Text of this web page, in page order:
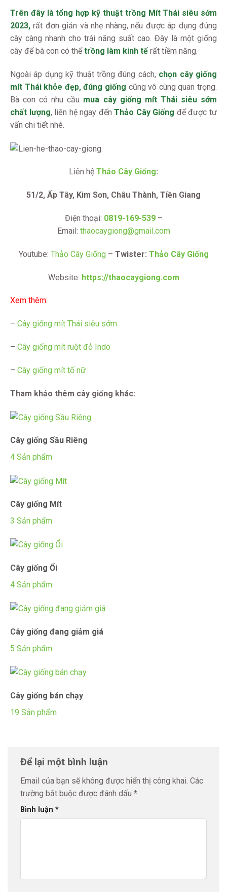
Trên đây là tổng hợp kỹ thuật trồng Mít Thái siêu sớm
2023,rất đơn giản và nhẹ nhàng, nếu được áp dụng đúng
cây càng nhanh cho trái năng suất cao. Đây là một giống
cây để bà con có thểtrồng làm kinh tếrất tiềm năng.
Ngoài áp dụng kỹ thuật trồng đúng cách, chọn cây giống
mít Thái khỏe đẹp, đúng giống cũng vô cùng quan trọng.
Bà con có nhu cầu mua cây giống mít Thái siêu sớm
chất lượng, liên hệ ngay đếnThảo Cây Giống để được tư
vấn chi tiết nhé.
Liên hệ Thảo Cây Giống:
51/2, Ấp Tây, Kim Sơn, Châu Thành, Tiền Giang
Điện thoại: 0819-169-539–
Email: thaocaygiong@gmail.com
Youtube: Thảo Cây Giống– Twister: Thảo Cây Giống
Website: https://thaocaygiong.com
Xem thêm:
– Cây giống mít Thái siêu sớm
– Cây giống mít ruột đỏ Indo
– Cây giống mít tố nữ
Tham khảo thêm cây giống khác:
Cây giống Sầu Riêng
4 Sản phẩm
Cây giống Mít
3 Sản phẩm
Cây giống Ổi
4 Sản phẩm
Cây giống đang giảm giá
5 Sản phẩm
Cây giống bán chạy
19 Sản phẩm
Để lại một bình luận
Email của bạn sẽ không được hiển thị công khai. Các
trường bắt buộc được đánh dấu *
Bình luận *